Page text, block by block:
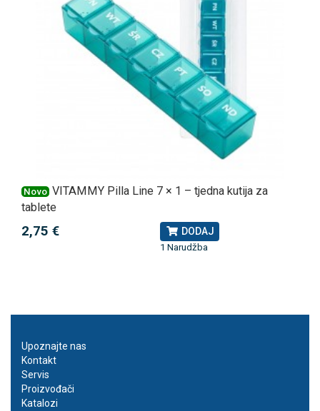
Novo VITAMMY Pilla Line 7 × 1 – tjedna kutija za
tablete
2,75 € DODAJ
1 Narudžba
Upoznajte nas
Kontakt
Servis
Proizvođači
Katalozi